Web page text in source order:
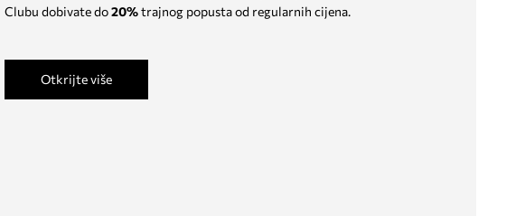
Clubu dobivate do20%trajnog popusta od regularnih cijena.
Otkrijte više